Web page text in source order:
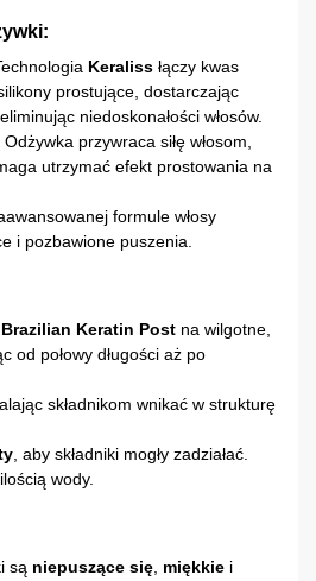
Keraliss łączy kwas
prostujące, dostarczając
niedoskonałości włosów.
Odżywka przywraca siłę włosom,
utrzymać efekt prostowania na
formule włosy
i pozbawione puszenia.
Keratin Post na wilgotne,
od połowy długości aż po
składnikom wnikać w strukturę
, aby składniki mogły zadziałać.
wody.
są niepuszące się, miękkie i